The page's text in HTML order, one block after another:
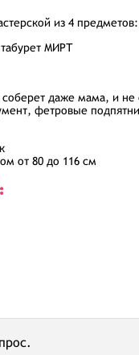
из 4 предметов:
МИРТ
даже мама, и не
фетровые
от 80 до 116 см